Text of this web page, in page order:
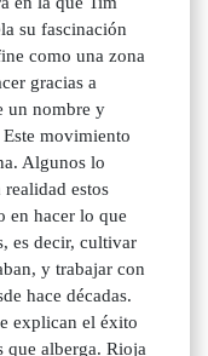
su fascinación
como una zona
gracias a
un nombre y
Este movimiento
Algunos lo
estos
en hacer lo que
es decir, cultivar
y trabajar con
hace décadas.
explican el éxito
que alberga. Rioja